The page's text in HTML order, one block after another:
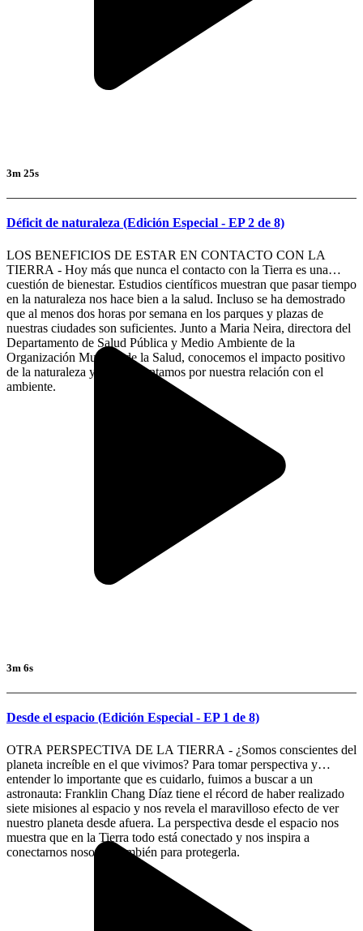
3m 25s
Déficit de naturaleza (Edición Especial - EP 2 de 8)
LOS BENEFICIOS DE ESTAR EN CONTACTO CON LA
TIERRA - Hoy más que nunca el contacto con la Tierra es una
cuestión de bienestar. Estudios científicos muestran que pasar tiempo
en la naturaleza nos hace bien a la salud. Incluso se ha demostrado
que al menos dos horas por semana en los parques y plazas de
nuestras ciudades son suficientes. Junto a Maria Neira, directora del
Departamento de Salud Pública y Medio Ambiente de la
Organización Mundial de la Salud, conocemos el impacto positivo
de la naturaleza y nos preguntamos por nuestra relación con el
ambiente.
3m 6s
Desde el espacio (Edición Especial - EP 1 de 8)
OTRA PERSPECTIVA DE LA TIERRA - ¿Somos conscientes del
planeta increíble en el que vivimos? Para tomar perspectiva y
entender lo importante que es cuidarlo, fuimos a buscar a un
astronauta: Franklin Chang Díaz tiene el récord de haber realizado
siete misiones al espacio y nos revela el maravilloso efecto de ver
nuestro planeta desde afuera. La perspectiva desde el espacio nos
muestra que en la Tierra todo está conectado y nos inspira a
conectarnos nosotros también para protegerla.